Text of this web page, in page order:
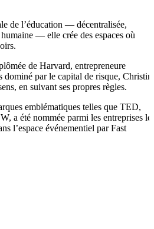
de l’éducation — décentralisée,
— elle crée des espaces où
de Harvard, entrepreneure
dominé par le capital de risque,
en suivant ses propres règles.
emblématiques telles que TED,
a été nommée parmi les entreprises
l’espace événementiel par Fast